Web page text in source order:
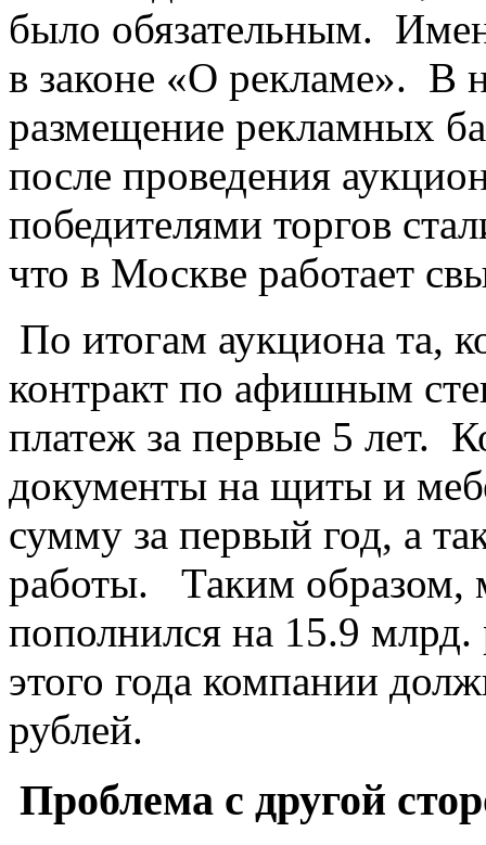
было обязательным.
в законе «О рекламе». В
размещение рекламных
после проведения
победителями торгов
что в Москве работает
По итогам аукциона та,
контракт по афишным
платеж за первые 5 лет.
документы на щиты и
сумму за первый год, а
работы. Таким образом,
пополнился на 15.9
этого года компании
рублей.
Проблема с другой